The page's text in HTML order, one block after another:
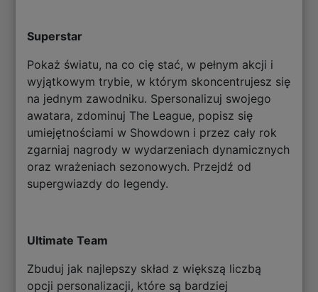
Superstar
Pokaż światu, na co cię stać, w pełnym akcji i
wyjątkowym trybie, w którym skoncentrujesz się
na jednym zawodniku. Spersonalizuj swojego
awatara, zdominuj The League, popisz się
umiejętnościami w Showdown i przez cały rok
zgarniaj nagrody w wydarzeniach dynamicznych
oraz wrażeniach sezonowych. Przejdź od
supergwiazdy do legendy.
Ultimate Team
Zbuduj jak najlepszy skład z większą liczbą
opcji personalizacji, które są bardziej